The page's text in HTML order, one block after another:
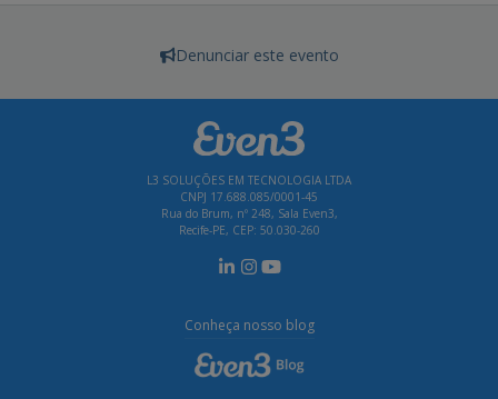
Denunciar este evento
L3 SOLUÇÕES EM TECNOLOGIA LTDA
CNPJ 17.688.085/0001-45
Rua do Brum, nº 248, Sala Even3,
Recife-PE, CEP: 50.030-260
Conheça nosso blog